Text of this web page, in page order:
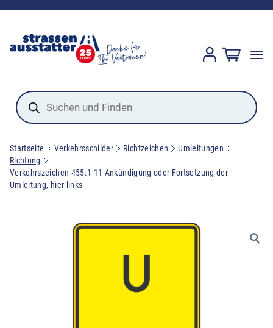
Products
search
Startseite Verkehrsschilder Richtzeichen
Umleitungen
Richtung
Verkehrszeichen 455.1-11 Ankündigung oder Fortsetzung der
Umleitung, hier links